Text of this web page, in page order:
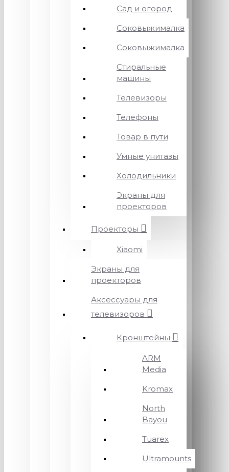
Сад и огород
Соковыжималка
Соковыжималка
Стиральные
машины
Телевизоры
Телефоны
Товар в пути
Умные унитазы
Холодильники
Экраны для
проекторов
Проекторы
Xiaomi
Экраны для
проекторов
Аксессуары для
телевизоров
Кронштейны
ARM
Media
Kromax
North
Bayou
Tuarex
Ultramounts